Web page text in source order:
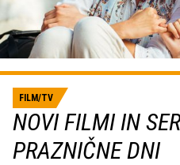
FILM/TV
NOVI FILMI IN
PRAZNIČNE DNI